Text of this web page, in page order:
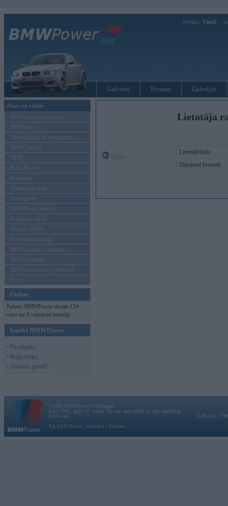
Sveiks, Viesi!
Galvenā Forums Galerijas
Ziņas un raksti
BMW modeļu jaunumi
BMW testi
Tehnoloģijas & sasniegumi
BMW Latvijā
MINI
Rolls-Royce
Pasākumi
Vadāmības tests
Autosports
BMWPower aktuāli
Reklāmas raksti
Mēneša BMW
Sērijveida tūnings
BMW pasaules jaunumi
BMW koncepti
BMW konkurentu jaunumi
Moto
Online
Pašreiz BMWPower skatās 124
viesi un 4 reģistrēti lietotāji.
Ienākt BMWPower
• Pieslēgties
• Reģistrēties
• Aizmirsi paroli?
Lietotāja
Lietotājvārds:
Ziņojumi forumā:
Vortāls BMWPower.lv darbojas
kopš 2002. gada 14. maija. Tas nav auto klubs un nav saistīts ar
BMW AG.
Par BMWPower
Kontakti Reklāma
Galvena